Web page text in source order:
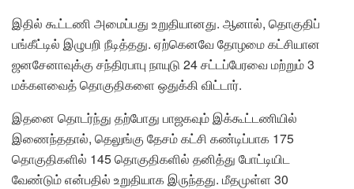
இதில் கூட்டணி அமைப்பது உறுதியானது. ஆனால், தொகுதிப்
பங்கீட்டில் இழுபறி நீடித்தது. ஏற்கெனவே தோழமை கட்சியான
ஜனசேனாவுக்கு சந்திரபாபு நாயுடு 24 சட்டப்பேரவை மற்றும் 3
மக்களவைத் தொகுதிகளை ஒதுக்கி விட்டார்.
இதனை தொடர்ந்து தற்போது பாஜகவும் இக்கூட்டணியில்
இணைந்ததால், தெலுங்கு தேசம் கட்சி கண்டிப்பாக 175
தொகுதிகளில் 145 தொகுதிகளில் தனித்து போட்டியிட
வேண்டும் என்பதில் உறுதியாக இருந்தது. மீதமுள்ள 30